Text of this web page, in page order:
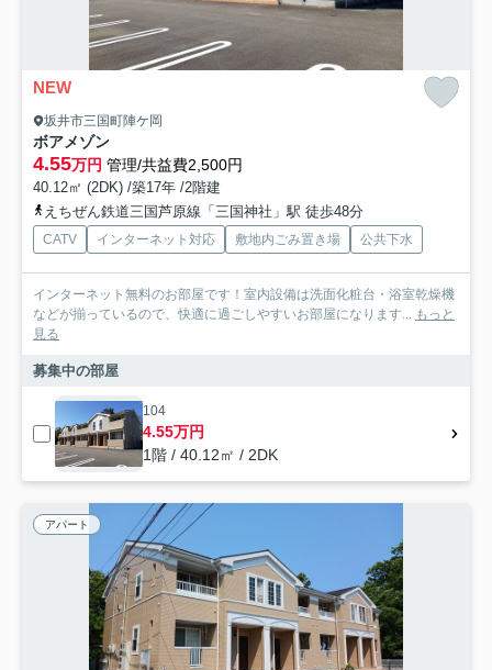
NEW
坂井市三国町陣ケ岡
ボアメゾン
4.55万円 管理/共益費2,500円
40.12㎡ (2DK) /築17年 /2階建
えちぜん鉄道三国芦原線「三国神社」駅 徒歩48分
CATV インターネット対応 敷地内ごみ置き場 公共下水
インターネット無料のお部屋です！室内設備は洗面化粧台・浴室乾燥機
などが揃っているので、快適に過ごしやすいお部屋になります... もっと
見る
募集中の部屋
104
4.55万円
1階 / 40.12㎡ / 2DK
アパート